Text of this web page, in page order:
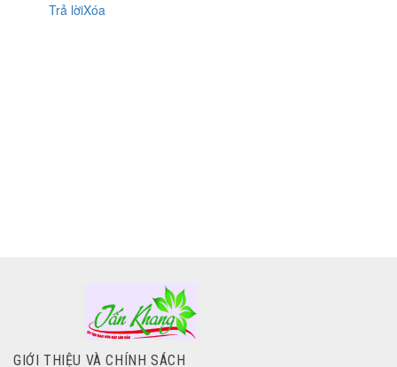
Trả lờiXóa
GIỚI THIỆU VÀ CHÍNH SÁCH